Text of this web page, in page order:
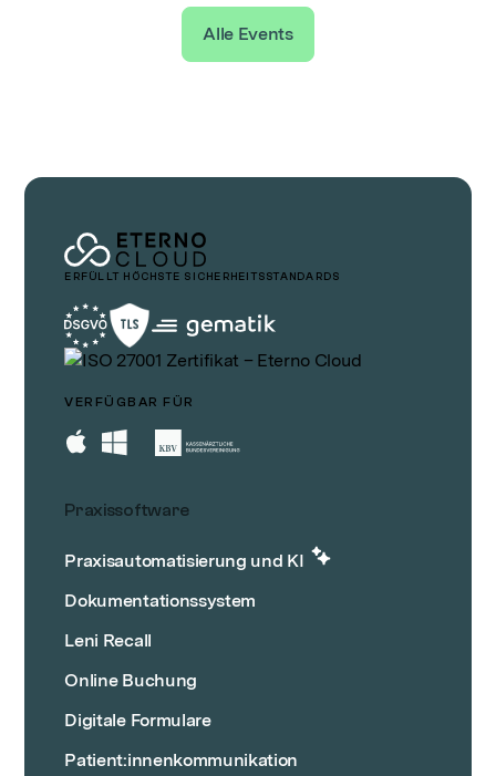
Alle Events
ERFÜLLT HÖCHSTE SICHERHEITSSTANDARDS
VERFÜGBAR FÜR
Praxissoftware
Praxisautomatisierung und KI
Dokumentationssystem
Leni Recall
Online Buchung
Digitale Formulare
Patient:innenkommunikation